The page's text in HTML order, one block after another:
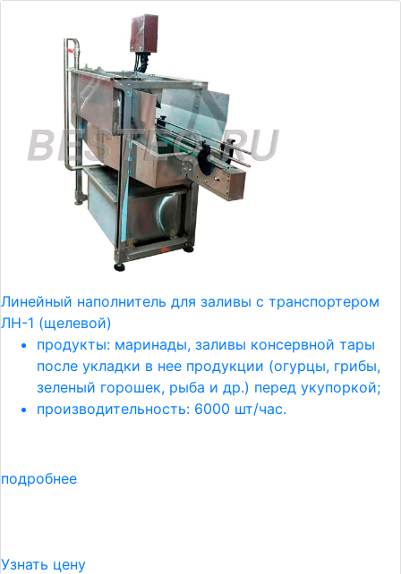
Линейный наполнитель для заливы с транспортером
ЛН-1 (щелевой)
продукты: маринады, заливы консервной тары
после укладки в нее продукции (огурцы, грибы,
зеленый горошек, рыба и др.) перед укупоркой;
производительность: 6000 шт/час.
подробнее
Узнать цену